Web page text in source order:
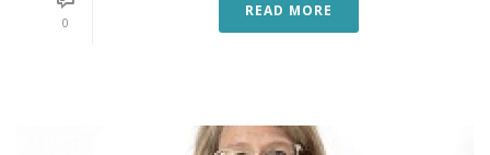
0
READ MORE